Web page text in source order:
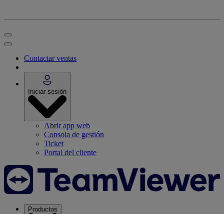
Contactar ventas
Iniciar sesión
Abrir app web
Consola de gestión
Ticket
Portal del cliente
Productos